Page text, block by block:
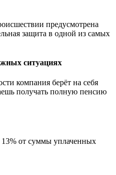
предусмотрена
защита в одной из самых
ситуациях
компания берёт на себя
получать полную пенсию
от суммы уплаченных